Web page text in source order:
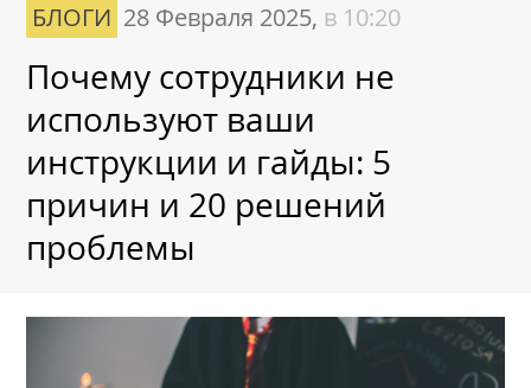
БЛОГИ 28 Февраля 2025, в 10:20
Почему сотрудники не
используют ваши
инструкции и гайды: 5
причин и 20 решений
проблемы